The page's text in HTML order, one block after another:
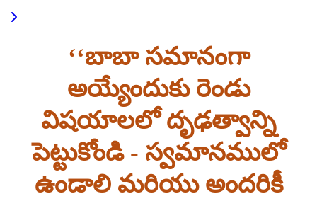
‘‘బాబా సమానంగా
అయ్యేందుకు రెండు
విషయాలలో దృఢత్వాన్ని
పెట్టుకోండి - స్వమానములో
ఉండాలి మరియు అందరికీ